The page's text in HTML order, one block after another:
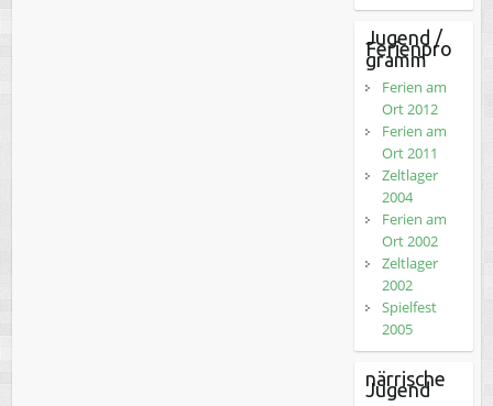
Jugend /
Ferienpro
gramm
Ferien am
Ort 2012
Ferien am
Ort 2011
Zeltlager
2004
Ferien am
Ort 2002
Zeltlager
2002
Spielfest
2005
närrische
Jugend